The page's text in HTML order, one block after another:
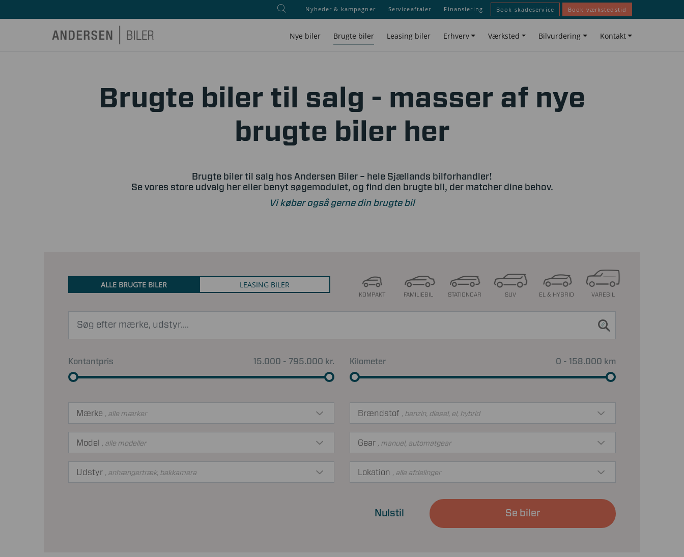
Nyheder & kampagner Serviceaftaler Finansiering Book skadeservice Book værkstedstid
Nye biler Brugte biler Leasing biler Erhverv Værksted Bilvurdering Kontakt
Brugte biler til salg - masser af nye
brugte biler her
Brugte biler til salg hos Andersen Biler – hele Sjællands bilforhandler!
Se vores store udvalg her eller benyt søgemodulet, og find den brugte bil, der matcher dine behov.
Vi køber også gerne din brugte bil
ALLE BRUGTE BILER LEASING BILER
KOMPAKT FAMILIEBIL STATIONCAR SUV EL & HYBRID VAREBIL
Kontantpris 15.000 - 795.000 kr. Kilometer 0 - 158.000 km
Mærke , alle mærker
Model , alle modeller
Brændstof , benzin, diesel, el, hybrid
Gear , manuel, automatgear
Udstyr , anhængertræk, bakkamera Lokation , alle afdelinger
Nulstil Se biler